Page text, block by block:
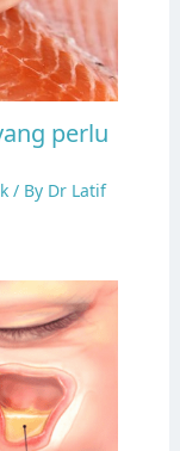
perlu
/ By Dr Latif